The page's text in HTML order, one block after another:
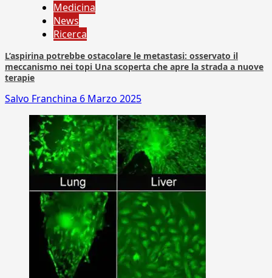
Medicina
News
Ricerca
L’aspirina potrebbe ostacolare le metastasi: osservato il
meccanismo nei topi Una scoperta che apre la strada a nuove
terapie
Salvo Franchina 6 Marzo 2025